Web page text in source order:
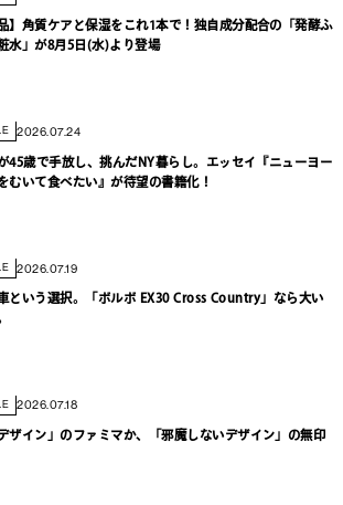
】角質ケアと保湿をこれ1本で！独自成分配合の「発酵ふ
水」が8月5日(水)より登場
2026.07.24
45歳で手放し、挑んだNY暮らし。エッセイ『ニューヨー
むいて食べたい』が待望の書籍化！
2026.07.19
という選択。「ボルボ EX30 Cross Country」なら大い
2026.07.18
ザイン」のファミマか、「邪魔しないデザイン」の無印